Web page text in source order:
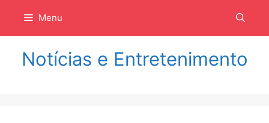
isi
Menu
Notícias e Entretenimento